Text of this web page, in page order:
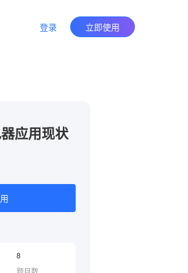
登录 立即使用
应用现状
8
题目数